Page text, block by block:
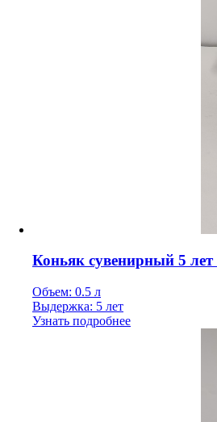
Коньяк сувенирный 5
Объем: 0.5 л
Выдержка: 5 лет
Узнать подробнее